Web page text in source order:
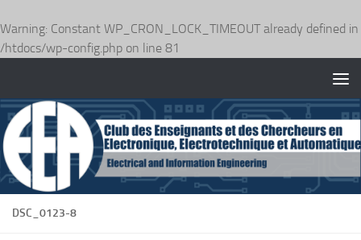
Warning: Constant WP_CRON_LOCK_TIMEOUT already defined in
/htdocs/wp-config.php on line 81
DSC_0123-8